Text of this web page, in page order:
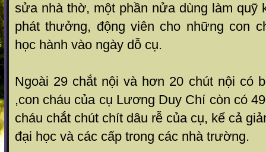
sửa nhà thờ, một phần nửa dùng làm quỹ
phát thưởng, động viên cho những con
học hành vào ngày dỗ cụ.
Ngoài 29 chắt nội và hơn 20 chút nội có
,con cháu của cụ Lương Duy Chí còn có
cháu chắt chút chít dâu rễ của cụ, kể cả
đại học và các cấp trong các nhà trường.